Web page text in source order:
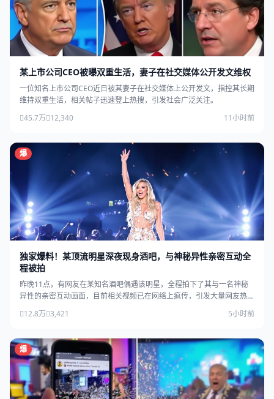
某上市公司CEO被曝双重生活，妻子在社交媒体公开发文维权
一位知名上市公司CEO近日被其妻子在社交媒体上公开发文，指控其长期
维持双重生活，相关帖子迅速登上热搜，引发社会广泛关注。
45.7万 12,340 11小时前
爆
独家爆料！某顶流明星深夜现身酒吧，与神秘异性亲密互动全
程被拍
昨晚11点，有网友在某知名酒吧偶遇该明星，全程拍下了其与一名神秘
异性的亲密互动画面，目前相关视频已在网络上疯传，引发大量网友热
12.8万 3,421 5小时前
爆